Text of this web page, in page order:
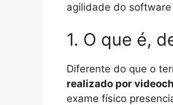
agilidade do
1. O que é,
Diferente do que o
realizado por
exame físico